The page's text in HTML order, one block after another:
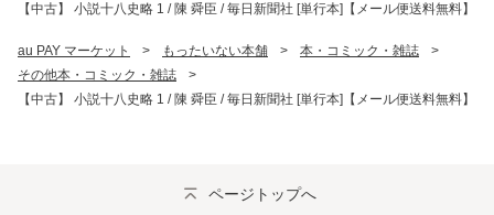
【中古】 小説十八史略 1 / 陳 舜臣 / 毎日新聞社 [単行本]【メール便送料無料】
au PAY マーケット > もったいない本舗 > 本・コミック・雑誌
>
その他本・コミック・雑誌
>
【中古】 小説十八史略 1 / 陳 舜臣 / 毎日新聞社 [単行本]【メール便送料無料】
ページトップへ